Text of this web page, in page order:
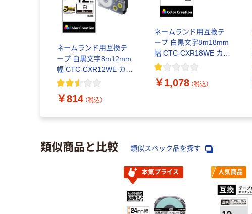
ネームランド用互換テ
ープ 白黒文字8m12mm
幅 CTC-CXR12WE カラ
ークリエーション 1個
￥814 （税込）
ネームランド用互換テ
ープ 白黒文字8m18mm
幅 CTC-CXR18WE カラ
ークリエーション 1個
￥1,078 （税込）
類似商品と比較 類似スペック品を探す
本気プライス 人気商品